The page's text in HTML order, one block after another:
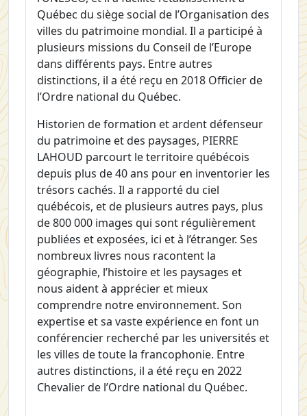
Québec du siège social de l’Organisation des
villes du patrimoine mondial. Il a participé à
plusieurs missions du Conseil de l’Europe
dans différents pays. Entre autres
distinctions, il a été reçu en 2018 Officier de
l’Ordre national du Québec.
Historien de formation et ardent défenseur
du patrimoine et des paysages, PIERRE
LAHOUD parcourt le territoire québécois
depuis plus de 40 ans pour en inventorier les
trésors cachés. Il a rapporté du ciel
québécois, et de plusieurs autres pays, plus
de 800 000 images qui sont régulièrement
publiées et exposées, ici et à l’étranger. Ses
nombreux livres nous racontent la
géographie, l’histoire et les paysages et
nous aident à apprécier et mieux
comprendre notre environnement. Son
expertise et sa vaste expérience en font un
conférencier recherché par les universités et
les villes de toute la francophonie. Entre
autres distinctions, il a été reçu en 2022
Chevalier de l’Ordre national du Québec.